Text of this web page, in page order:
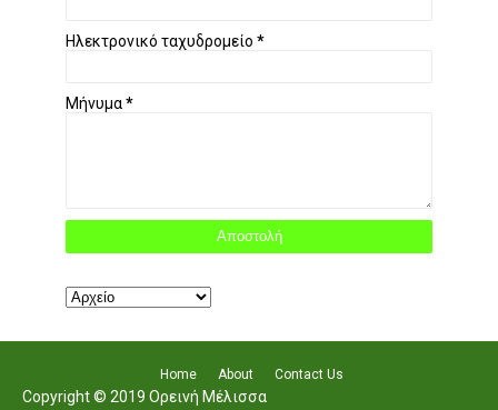
Ηλεκτρονικό ταχυδρομείο *
Μήνυμα*
Home About Contact Us
Copyright © 2019 Ορεινή Μέλισσα